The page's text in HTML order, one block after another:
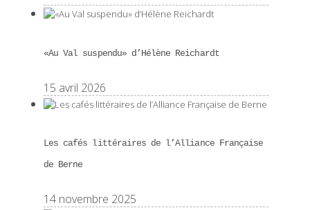
«Au Val suspendu» d’Hélène Reichardt
15 avril 2026
Les cafés littéraires de l’Alliance Française
de Berne
14 novembre 2025